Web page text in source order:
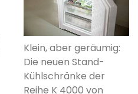
Klein, aber geräumig:
Die neuen Stand-
Kühlschränke der
Reihe K 4000 von